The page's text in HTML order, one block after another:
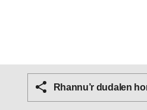
Rhannu’r dudalen